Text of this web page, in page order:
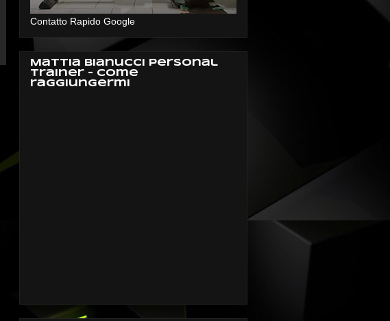
Contatto Rapido Google
Mattia Bianucci Personal
Trainer - Come
raggiungermi